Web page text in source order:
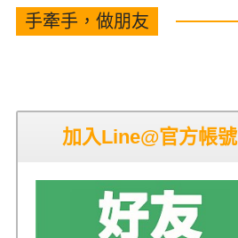
手牽手，做朋友
加入Line@官方帳號